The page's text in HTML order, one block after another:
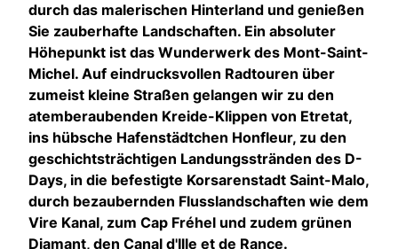
durch das malerischen Hinterland und genießen
Sie zauberhafte Landschaften. Ein absoluter
Höhepunkt ist das Wunderwerk des Mont-Saint-
Michel. Auf eindrucksvollen Radtouren über
zumeist kleine Straßen gelangen wir zu den
atemberaubenden Kreide-Klippen von Etretat,
ins hübsche Hafenstädtchen Honfleur, zu den
geschichtsträchtigen Landungsstränden des D-
Days, in die befestigte Korsarenstadt Saint-Malo,
durch bezaubernden Flusslandschaften wie dem
Vire Kanal, zum Cap Fréhel und zudem grünen
Diamant, den Canal d'Ille et de Rance.